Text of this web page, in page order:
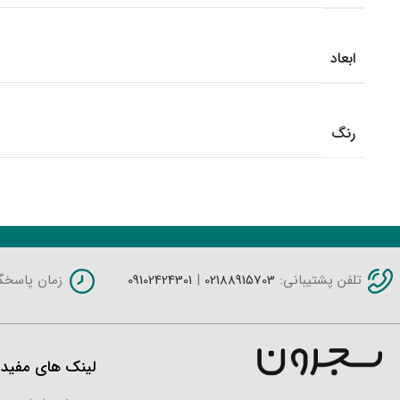
ابعاد
رنگ
محصولات مشابه تلفن پشتیبانی: 02188915703
|
09102424301 زمان پاسخگویی:
لینک های مفید